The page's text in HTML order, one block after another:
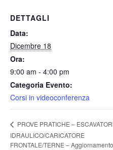
DETTAGLI
Data:
Dicembre 18
Ora:
9:00 am - 4:00 pm
Categoria Evento:
Corsi in videoconferenza
PROVE PRATICHE –
IDRAULICO/CARICATORE
FRONTALE/TERNE – Aggiornamento